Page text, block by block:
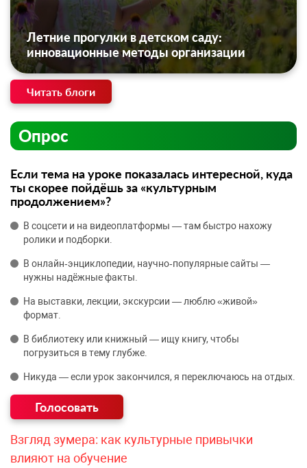
Летние прогулки в детском саду:
инновационные методы организации
Читать блоги
Опрос
Если тема на уроке показалась интересной, куда
ты скорее пойдёшь за «культурным
продолжением»?
В соцсети и на видеоплатформы — там быстро нахожу
ролики и подборки.
В онлайн‑энциклопедии, научно‑популярные сайты —
нужны надёжные факты.
На выставки, лекции, экскурсии — люблю «живой»
формат.
В библиотеку или книжный — ищу книгу, чтобы
погрузиться в тему глубже.
Никуда — если урок закончился, я переключаюсь на отдых.
Взгляд зумера: как культурные привычки
влияют на обучение